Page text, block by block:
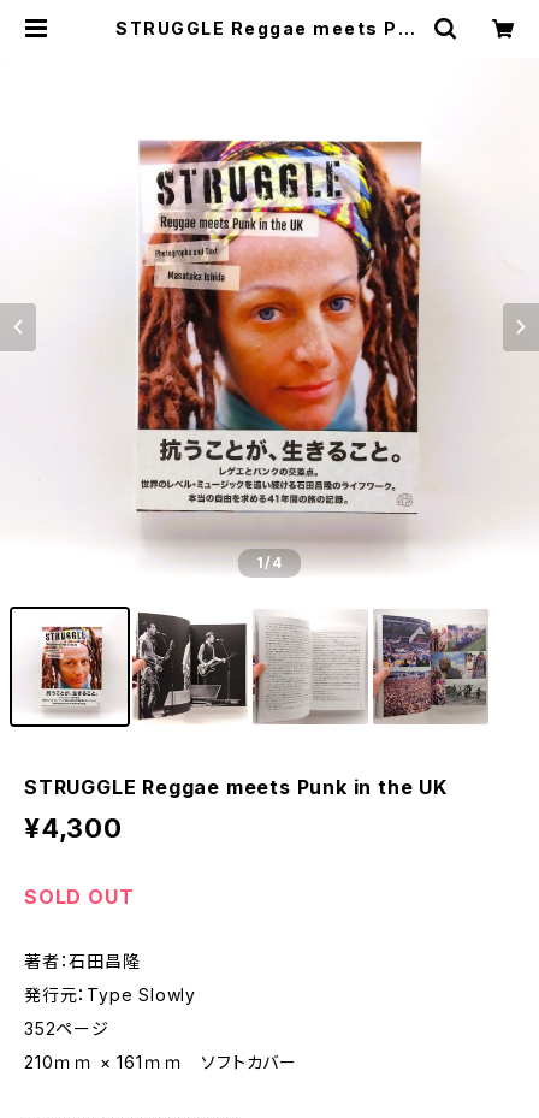
STRUGGLE Reggae meets Pun
1/4
STRUGGLE Reggae meets Punk in the UK
¥4,300
SOLD OUT
著者：石田昌隆
発行元：Type Slowly
352ページ
210ｍｍ × 161ｍｍ ソフトカバー